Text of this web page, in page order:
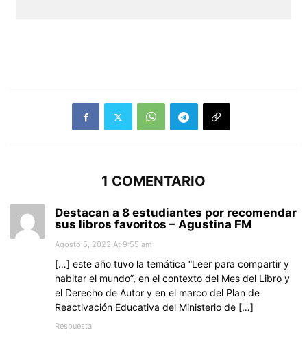
1 COMENTARIO
Destacan a 8 estudiantes por recomendar
sus libros favoritos – Agustina FM
Agosto 5, 2023 At 9:55 am
[…] este año tuvo la temática “Leer para compartir y
habitar el mundo”, en el contexto del Mes del Libro y
el Derecho de Autor y en el marco del Plan de
Reactivación Educativa del Ministerio de […]
Respuesta